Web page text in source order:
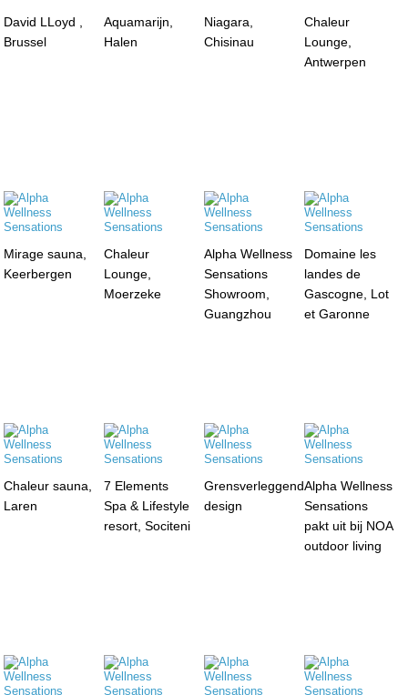
David LLoyd ,
Brussel
Aquamarijn,
Halen
Niagara,
Chisinau
Chaleur
Lounge,
Antwerpen
Mirage sauna,
Keerbergen
Chaleur
Lounge,
Moerzeke
Alpha Wellness
Sensations
Showroom,
Guangzhou
Domaine les
landes de
Gascogne, Lot
et Garonne
Chaleur sauna,
Laren
7 Elements
Spa & Lifestyle
resort, Sociteni
Grensverleggend
design
Alpha Wellness
Sensations
pakt uit bij NOA
outdoor living